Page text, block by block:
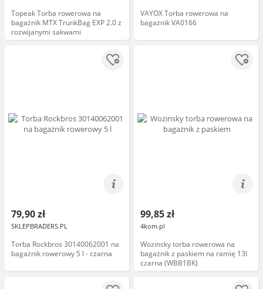
Topeak Torba rowerowa na
bagażnik MTX TrunkBag EXP 2.0 z
rozwijanymi sakwami
VAYOX Torba rowerowa na
bagażnik VA0166
79,90 zł
SKLEPBRADERS.PL
Torba Rockbros 30140062001 na
bagażnik rowerowy 5 l - czarna
99,85 zł
4kom.pl
Wozinsky torba rowerowa na
bagażnik z paskiem na ramię 13l
czarna (WBB1BK)